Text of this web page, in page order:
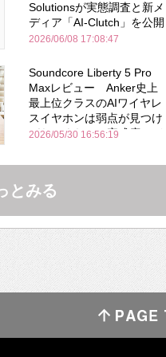
Solutionsが実態調査と新メ
ディア「AI-Clutch」を公開
2026/06/08 17:08:47
Soundcore Liberty 5 Pro
Maxレビュー Anker史上
最上位クラスのAIワイヤレ
スイヤホンは弱点が見つけ
づらいくらいの完成度にび
Bose並み
2026/05/30 16:56:19
とみる